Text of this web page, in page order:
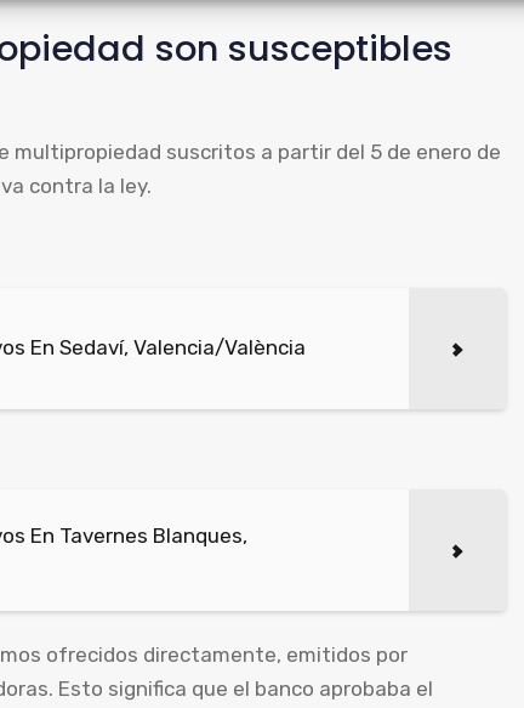
son susceptibles
suscritos a partir del 5 de enero de
contra la ley.
En Sedaví, Valencia/València
En Tavernes Blanques,
ofrecidos directamente, emitidos por
Esto significa que el banco aprobaba el